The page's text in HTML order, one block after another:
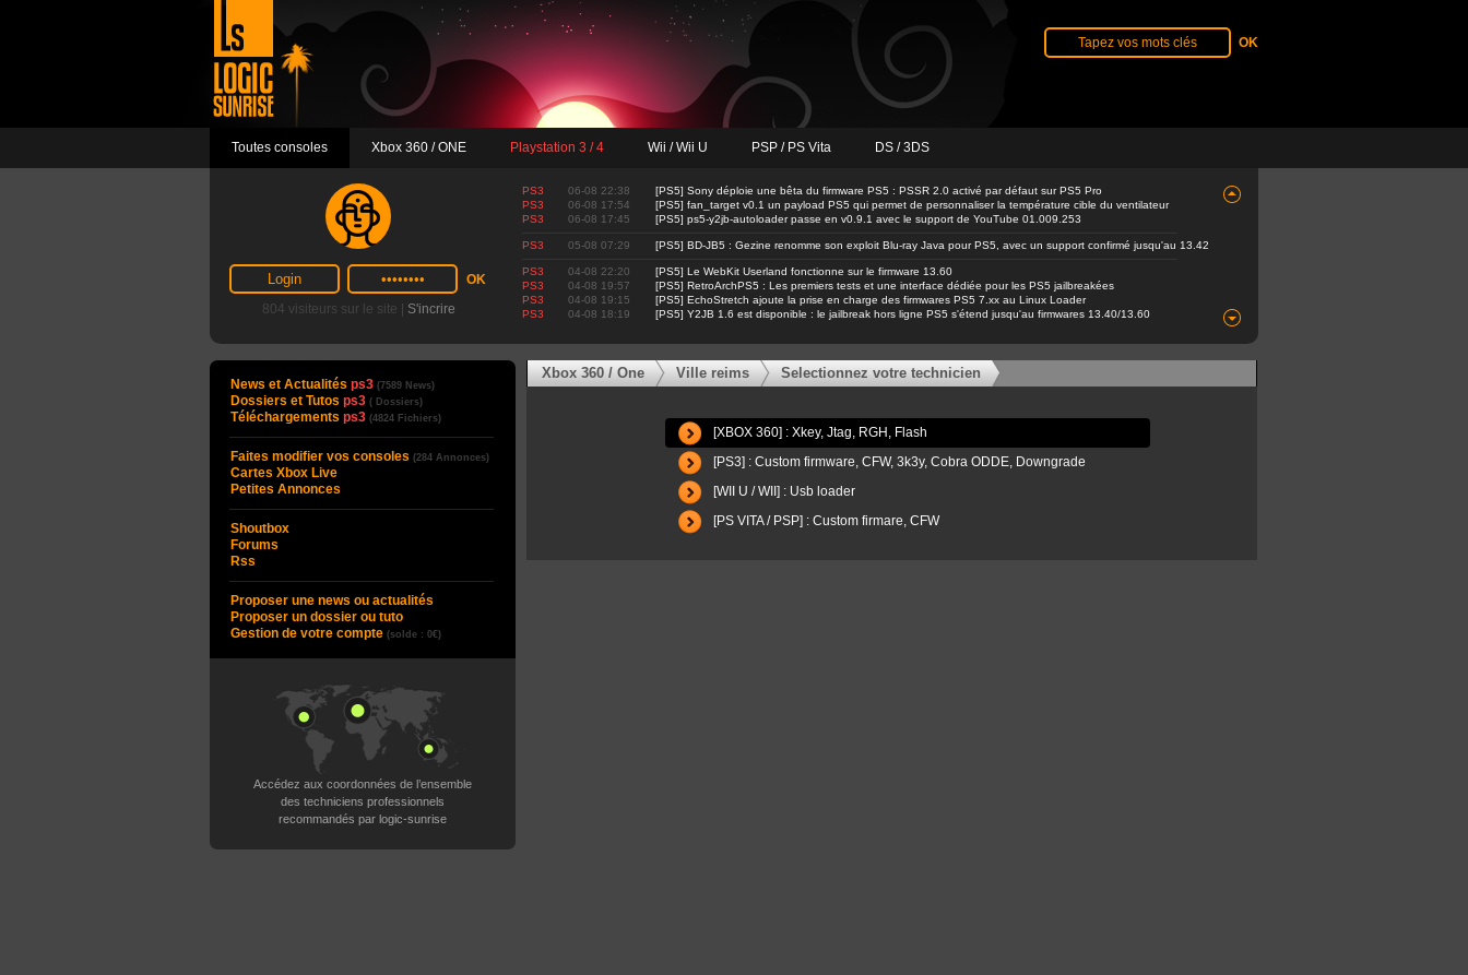
Toutes consoles Xbox 360 / ONE Playstation 3 / 4 Wii / Wii U PSP / PS Vita DS / 3DS
804 visiteurs sur le site | S'incrire
PS3 06-08 22:38
[PS5] Sony déploie une bêta du firmware PS5 : PSSR 2.0 activé par défaut sur PS5 Pro
PS3
06-08 17:54
[PS5] fan_target v0.1 un payload PS5 qui permet de personnaliser la température cible du ventilateur
PS3
06-08 17:45 [PS5] ps5-y2jb-autoloader passe en v0.9.1 avec le support de YouTube 01.009.253
PS3 05-08 07:29 [PS5] BD-JB5 : Gezine renomme son exploit Blu-ray Java pour PS5, avec un support confirmé jusqu'au 13.42
PS3 04-08 22:20
[PS5] Le WebKit Userland fonctionne sur le firmware 13.60
PS3
04-08 19:57
[PS5] RetroArchPS5 : Les premiers tests et une interface dédiée pour les PS5 jailbreakées
PS3
04-08 19:15
[PS5] EchoStretch ajoute la prise en charge des firmwares PS5 7.xx au Linux Loader
PS3
04-08 18:19 [PS5] Y2JB 1.6 est disponible : le jailbreak hors ligne PS5 s'étend jusqu'au firmwares 13.40/13.60
News et Actualités ps3 (7589 News)
Dossiers et Tutos ps3 ( Dossiers)
Téléchargements ps3 (4824 Fichiers)
Faites modifier vos consoles (284 Annonces)
Cartes Xbox Live
Petites Annonces
Shoutbox
Forums
Rss
Proposer une news ou actualités
Proposer un dossier ou tuto
Gestion de votre compte (solde : 0€)
Accédez aux coordonnées de l’ensemble
des techniciens professionnels
recommandés par logic-sunrise
Xbox 360 / One Ville reims Selectionnez votre technicien
[XBOX 360] : Xkey, Jtag, RGH, Flash
[PS3] : Custom firmware, CFW, 3k3y, Cobra ODDE, Downgrade
[WII U / WII] : Usb loader
[PS VITA / PSP] : Custom firmare, CFW